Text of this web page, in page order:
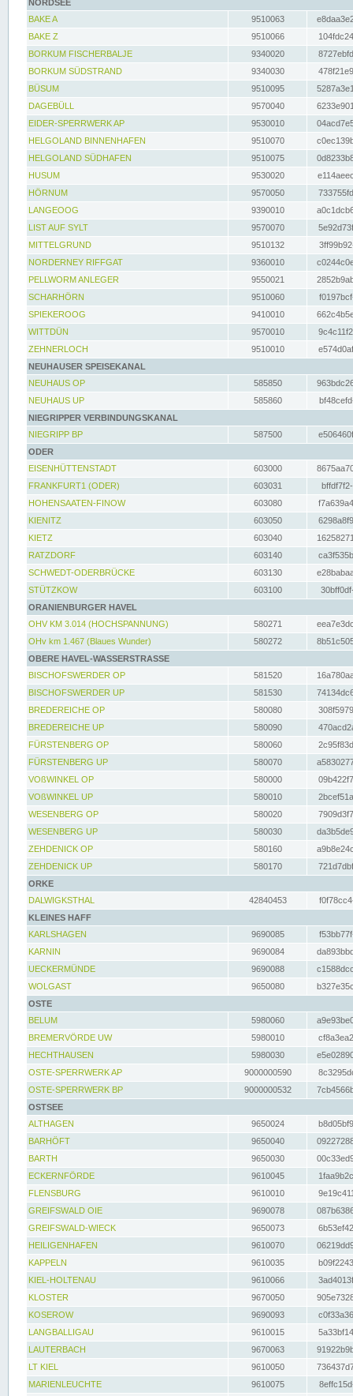
NORDSEE
BAKE A
9510063
BAKE Z
9510066
BORKUM FISCHERBALJE
9340020
BORKUM SÜDSTRAND
9340030
BÜSUM
9510095
DAGEBÜLL
9570040
EIDER-SPERRWERK AP
9530010
HELGOLAND BINNENHAFEN
9510070
HELGOLAND SÜDHAFEN
9510075
HUSUM
9530020
HÖRNUM
9570050
LANGEOOG
9390010
LIST AUF SYLT
9570070
MITTELGRUND
9510132
NORDERNEY RIFFGAT
9360010
PELLWORM ANLEGER
9550021
SCHARHÖRN
9510060
SPIEKEROOG
9410010
WITTDÜN
9570010
ZEHNERLOCH
9510010
NEUHAUSER SPEISEKANAL
NEUHAUS OP
585850
NEUHAUS UP
585860
NIEGRIPPER VERBINDUNGSKANAL
NIEGRIPP BP
587500
ODER
EISENHÜTTENSTADT
603000
FRANKFURT1 (ODER)
603031
HOHENSAATEN-FINOW
603080
KIENITZ
603050
KIETZ
603040
RATZDORF
603140
SCHWEDT-ODERBRÜCKE
603130
STÜTZKOW
603100
ORANIENBURGER HAVEL
OHV KM 3.014 (HOCHSPANNUNG)
580271
OHv km 1.467 (Blaues Wunder)
580272
OBERE HAVEL-WASSERSTRASSE
BISCHOFSWERDER OP
581520
BISCHOFSWERDER UP
581530
BREDEREICHE OP
580080
BREDEREICHE UP
580090
FÜRSTENBERG OP
580060
FÜRSTENBERG UP
580070
VOßWINKEL OP
580000
VOßWINKEL UP
580010
WESENBERG OP
580020
WESENBERG UP
580030
ZEHDENICK OP
580160
ZEHDENICK UP
580170
ORKE
DALWIGKSTHAL
42840453
KLEINES HAFF
KARLSHAGEN
9690085
KARNIN
9690084
UECKERMÜNDE
9690088
WOLGAST
9650080
OSTE
BELUM
5980060
BREMERVÖRDE UW
5980010
HECHTHAUSEN
5980030
OSTE-SPERRWERK AP
9000000590
OSTE-SPERRWERK BP
9000000532
OSTSEE
ALTHAGEN
9650024
BARHÖFT
9650040
BARTH
9650030
ECKERNFÖRDE
9610045
FLENSBURG
9610010
GREIFSWALD OIE
9690078
GREIFSWALD-WIECK
9650073
HEILIGENHAFEN
9610070
KAPPELN
9610035
KIEL-HOLTENAU
9610066
KLOSTER
9670050
KOSEROW
9690093
LANGBALLIGAU
9610015
LAUTERBACH
9670063
LT KIEL
9610050
MARIENLEUCHTE
9610075